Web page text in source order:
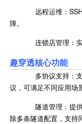
远程运维：SSH
障。
连锁店管理：实
趣穿透核心功能
多协议支持：支
议，可满足不同应用场
隧道管理：提供
除多条隧道配置，支持